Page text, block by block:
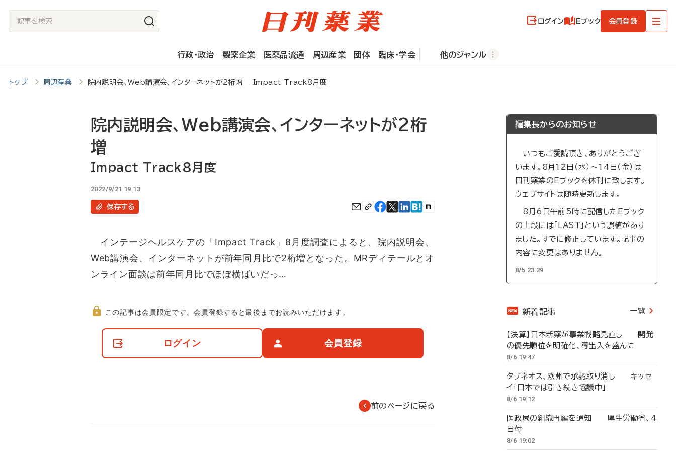
記
事
検
索
ログイン Eブック 会員登録
行政・政治 製薬企業 医薬品流通 周辺産業 団体 臨床・学会 他のジャンル
トップ 周辺産業 院内説明会、Web講演会、インターネットが2桁増 Impact Track8月度
院内説明会、Web講演会、インターネットが2桁
増
Impact Track8月度
2022/9/21 19:13
保存する
インテージヘルスケアの「Impact Track」8月度調査によると、院内説明会、
Web講演会、インターネットが前年同月比で2桁増となった。MRディテールとオ
ンライン面談は前年同月比でほぼ横ばいだっ…
て
この記事は会員限定です。会員登録すると最後までお読みいただけます。
ログイン 会員登録
前のページに戻る
編集長からのお知らせ
いつもご愛読頂き、ありがとうござ
います。8月12日（水）～14日（金）は
日刊薬業のEブックを休刊に致します。
ウェブサイトは随時更新します。
8月6日午前5時に配信したEブック
の上段には「LAST」という誤植があり
ました。すでに修正しています。記事の
内容に変更はありません。
8/5 23:29
新着記事 一覧
【決算】日本新薬が事業戦略見直し 開発
の優先順位を明確化、導出入を盛んに
8/6 19:47
タブネオス、欧州で承認取り消し キッセ
イ「日本では引き続き協議中」
8/6 19:12
医政局の組織再編を通知 厚生労働省、4
日付
8/6 19:02